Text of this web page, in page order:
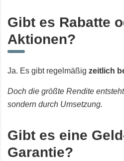
Gibt es Rabatte
Aktionen?
Ja. Es gibt regelmäßig zeitlich
Doch die größte Rendite
sondern durch Umsetzung.
Gibt es eine
Garantie?